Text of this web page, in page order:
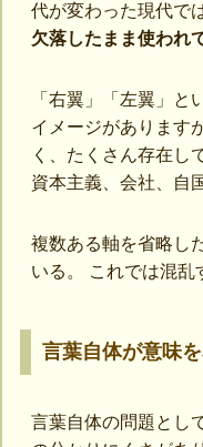
代が変わった現代で
欠落したまま使われ
「右翼」「左翼」と
イメージがあります
く、たくさん存在し
資本主義、会社、自
複数ある軸を省略し
いる。 これでは混乱
言葉自体が意味
言葉自体の問題とし